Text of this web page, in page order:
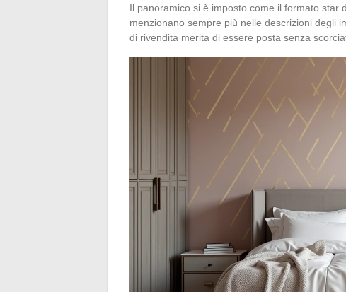
Il panoramico si è imposto come il formato star
menzionano sempre più nelle descrizioni degli
di rivendita merita di essere posta senza